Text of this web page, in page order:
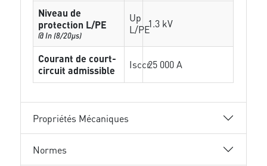
Niveau de
protection L/PE
@ In (8/20µs)
Up
L/PE1.3 kV
Courant de court-
circuit admissible
Isccr25 000 A
Propriétés Mécaniques
Normes